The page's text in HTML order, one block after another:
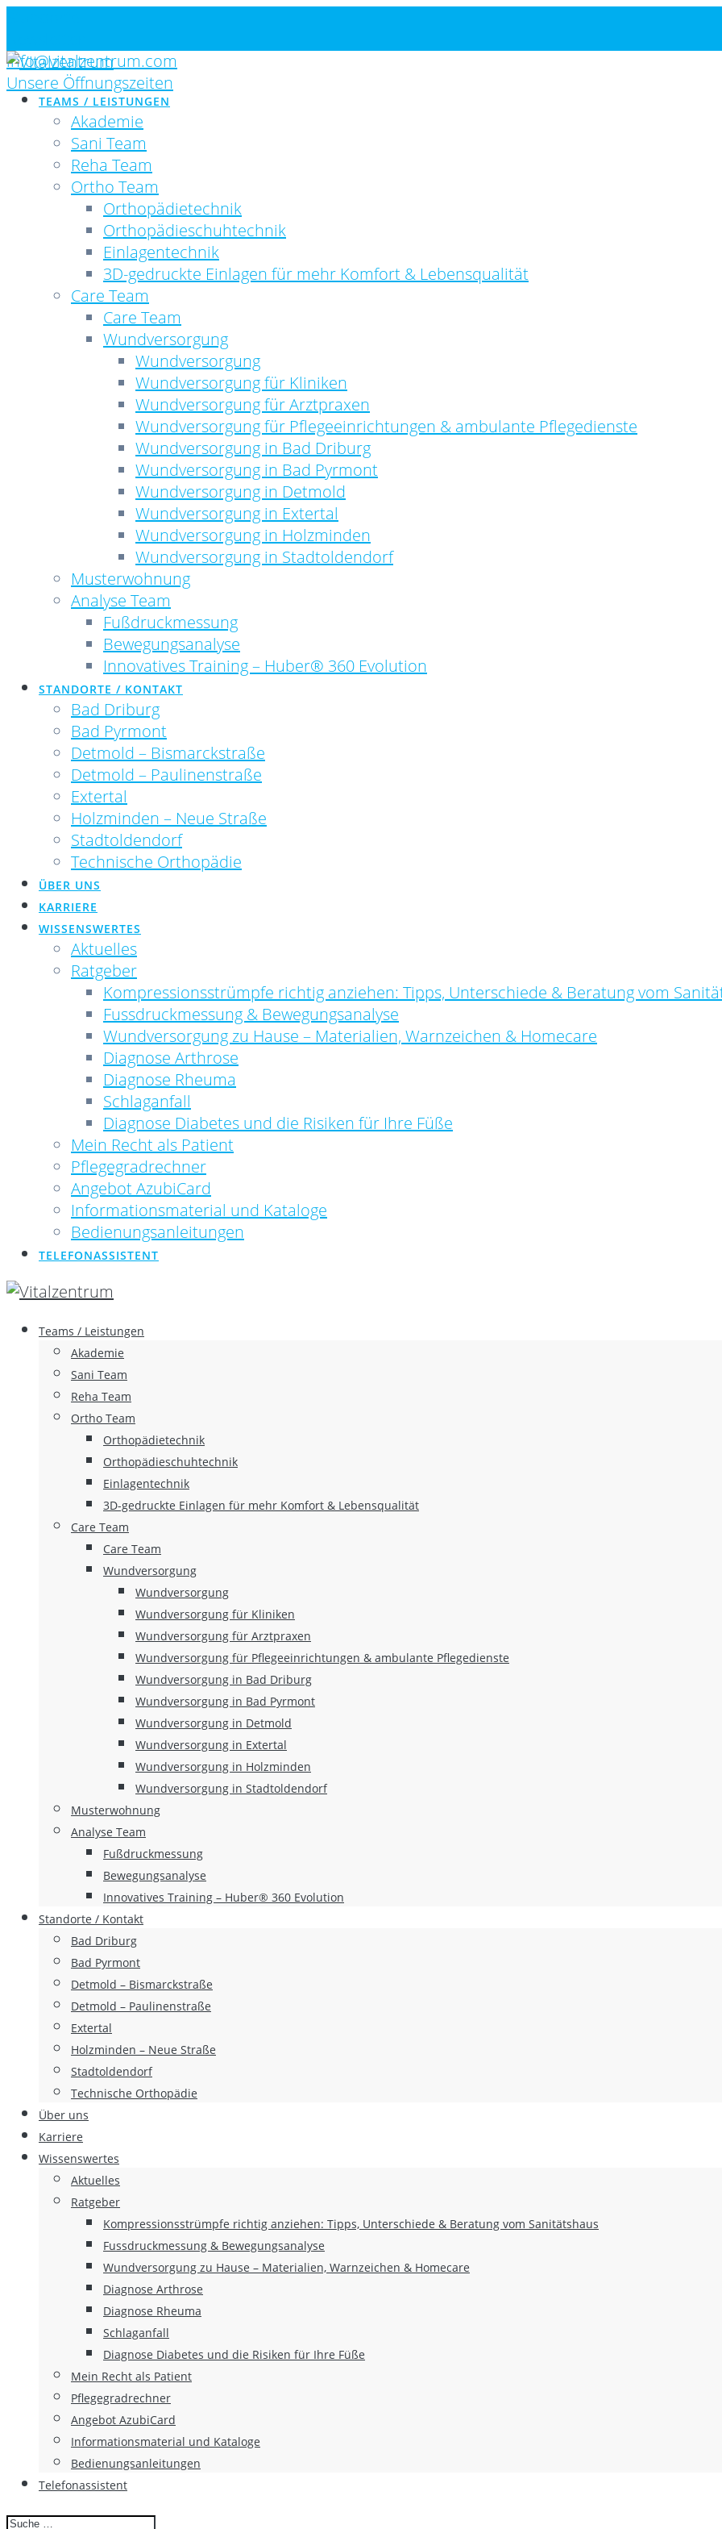
content
info@vitalzentrum.com
Unsere Öffnungszeiten
TEAMS / LEISTUNGEN
Akademie
Sani Team
Reha Team
Ortho Team
Orthopädietechnik
Orthopädieschuhtechnik
Einlagentechnik
3D-gedruckte Einlagen für mehr Komfort & Lebensqualität
Care Team
Care Team
Wundversorgung
Wundversorgung
Wundversorgung für Kliniken
Wundversorgung für Arztpraxen
Wundversorgung für Pflegeeinrichtungen & ambulante Pflegedienste
Wundversorgung in Bad Driburg
Wundversorgung in Bad Pyrmont
Wundversorgung in Detmold
Wundversorgung in Extertal
Wundversorgung in Holzminden
Wundversorgung in Stadtoldendorf
Musterwohnung
Analyse Team
Fußdruckmessung
Bewegungsanalyse
Innovatives Training – Huber® 360 Evolution
STANDORTE / KONTAKT
Bad Driburg
Bad Pyrmont
Detmold – Bismarckstraße
Detmold – Paulinenstraße
Extertal
Holzminden – Neue Straße
Stadtoldendorf
Technische Orthopädie
ÜBER UNS
KARRIERE
WISSENSWERTES
Aktuelles
Ratgeber
Kompressionsstrümpfe richtig anziehen: Tipps, Unterschiede & Beratung vom
Fussdruckmessung & Bewegungsanalyse
Wundversorgung zu Hause – Materialien, Warnzeichen & Homecare
Diagnose Arthrose
Diagnose Rheuma
Schlaganfall
Diagnose Diabetes und die Risiken für Ihre Füße
Mein Recht als Patient
Pflegegradrechner
Angebot AzubiCard
Informationsmaterial und Kataloge
Bedienungsanleitungen
TELEFONASSISTENT
Teams / Leistungen
Akademie
Sani Team
Reha Team
Ortho Team
Orthopädietechnik
Orthopädieschuhtechnik
Einlagentechnik
3D-gedruckte Einlagen für mehr Komfort & Lebensqualität
Care Team
Care Team
Wundversorgung
Wundversorgung
Wundversorgung für Kliniken
Wundversorgung für Arztpraxen
Wundversorgung für Pflegeeinrichtungen & ambulante Pflegedienste
Wundversorgung in Bad Driburg
Wundversorgung in Bad Pyrmont
Wundversorgung in Detmold
Wundversorgung in Extertal
Wundversorgung in Holzminden
Wundversorgung in Stadtoldendorf
Musterwohnung
Analyse Team
Fußdruckmessung
Bewegungsanalyse
Innovatives Training – Huber® 360 Evolution
Standorte / Kontakt
Bad Driburg
Bad Pyrmont
Detmold – Bismarckstraße
Detmold – Paulinenstraße
Extertal
Holzminden – Neue Straße
Stadtoldendorf
Technische Orthopädie
Über uns
Karriere
Wissenswertes
Aktuelles
Ratgeber
Kompressionsstrümpfe richtig anziehen: Tipps, Unterschiede & Beratung vom Sanitätshaus
Fussdruckmessung & Bewegungsanalyse
Wundversorgung zu Hause – Materialien, Warnzeichen & Homecare
Diagnose Arthrose
Diagnose Rheuma
Schlaganfall
Diagnose Diabetes und die Risiken für Ihre Füße
Mein Recht als Patient
Pflegegradrechner
Angebot AzubiCard
Informationsmaterial und Kataloge
Bedienungsanleitungen
Telefonassistent
Search